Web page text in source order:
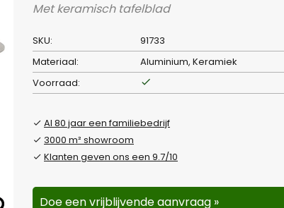
Met keramisch tafelblad
SKU:
91733
Materiaal:
Aluminium, Keramiek
Voorraad:
Al 80 jaar een familiebedrijf
3000 m² showroom
Klanten geven ons een 9.7/10
Doe een vrijblijvende aanvraag »